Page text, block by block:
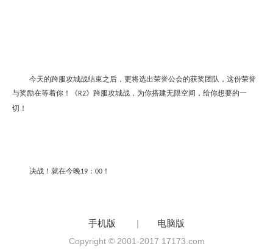
今天的跨服攻城战结束之后，更将选出荣誉公会的获奖团队，这份荣誉
与奖励在等着你！《R2》跨服攻城战，为你搭建无限空间，给你想要的一
切！
决战！就在今晚19 ： 00 ！
手机版 | 电脑版
Copyright © 2001-2017 17173.com